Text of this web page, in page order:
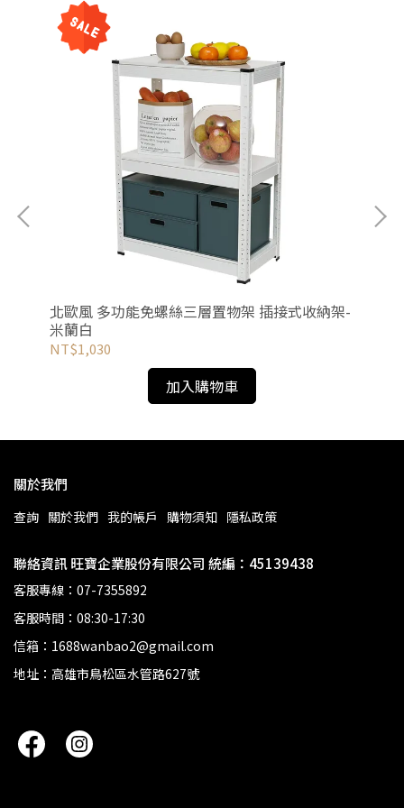
北歐風 多功能免螺絲三層置物架 插接式收納架-
米蘭白
NT$1,030
加入購物車
關於我們
查詢 關於我們 我的帳戶 購物須知 隱私政策
聯絡資訊 旺寶企業股份有限公司 統編：45139438
客服專線：07-7355892
客服時間：08:30-17:30
信箱：1688wanbao2@gmail.com
地址：高雄市鳥松區水管路627號